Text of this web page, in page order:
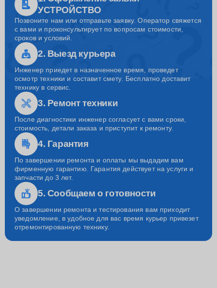
УСТРОЙСТВО
Позвоните нам или отправьте заявку. Оператор свяжется
с вами и проконсультирует по вопросам стоимости,
сроков и условий.
2. Выезд курьера
Инженер приедет в назначенное время, проведет
осмотр техники и составит смету. Бесплатно доставит
технику в сервис.
3. Ремонт техники
После диагностики инженер согласует с вами сроки,
стоимость, детали заказа и приступит к ремонту.
4. Гарантия
По завершении ремонта и оплаты мы выдадим вам
фирменную гарантию. Гарантия действует на услуги и
запчасти до 3 лет.
5. Сообщаем о готовности
О завершении ремонта и тестирования вам приходит
уведомление, в удобное для вас время курьер привезет
отремонтированную технику.